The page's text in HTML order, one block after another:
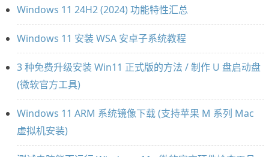
Windows 11 24H2 (2024) 功能特性汇总
Windows 11 安装 WSA 安卓子系统教程
3 种免费升级安装 Win11 正式版的方法 / 制作 U 盘启动盘
(微软官方工具)
Windows 11 ARM 系统镜像下载 (支持苹果 M 系列 Mac
虚拟机安装)